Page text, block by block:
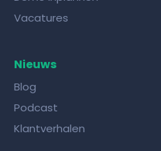
Vacatures
Nieuws
Blog
Podcast
Klantverhalen